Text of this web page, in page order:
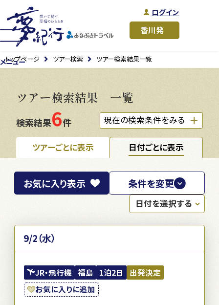
ログイン
メニュー
トップページ ツアー検索 ツアー検索結果一覧
ツアー検索結果 一覧
検索結果6件 現在の検索条件をみる
ツアーごとに表示 日付ごとに表示
9/2（水）
JR・飛行機 福島 1泊2日
出発決定
お気に入りに追加
お気に入り表示 条件を変更